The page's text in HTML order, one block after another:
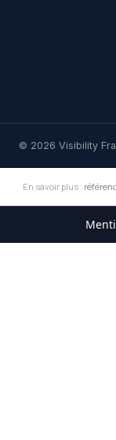
© 2026 Visibility
En savoir plus :